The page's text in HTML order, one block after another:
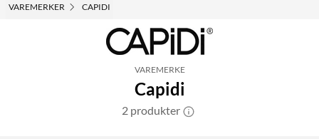
VAREMERKER CAPIDI
VAREMERKE
Capidi
2 produkter